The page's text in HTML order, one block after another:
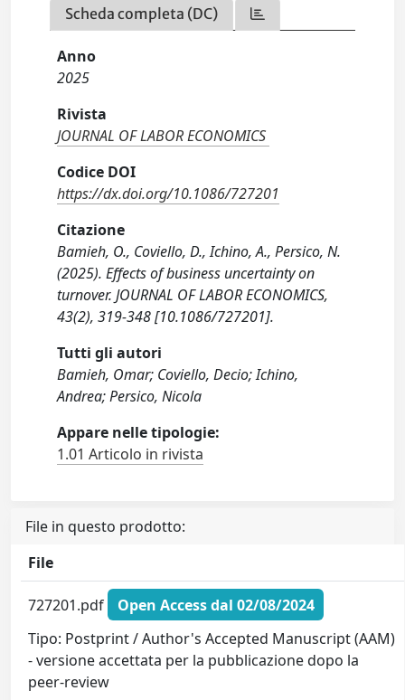
Scheda completa (DC)
Anno
2025
Rivista
JOURNAL OF LABOR ECONOMICS
Codice DOI
https://dx.doi.org/10.1086/727201
Citazione
Bamieh, O., Coviello, D., Ichino, A., Persico, N.
(2025). Effects of business uncertainty on
turnover. JOURNAL OF LABOR ECONOMICS,
43(2), 319-348 [10.1086/727201].
Tutti gli autori
Bamieh, Omar; Coviello, Decio; Ichino,
Andrea; Persico, Nicola
Appare nelle tipologie:
1.01 Articolo in rivista
File in questo prodotto:
File
727201.pdf
Open Access dal 02/08/2024
Tipo: Postprint / Author's Accepted Manuscript (AAM)
- versione accettata per la pubblicazione dopo la
peer-review